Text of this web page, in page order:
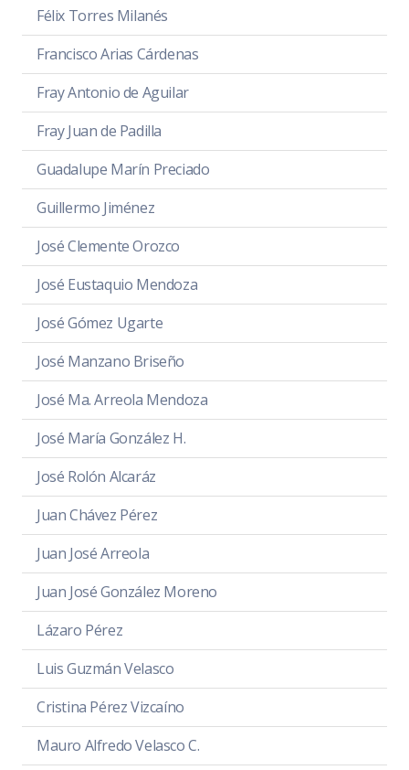
Félix Torres Milanés
Francisco Arias Cárdenas
Fray Antonio de Aguilar
Fray Juan de Padilla
Guadalupe Marín Preciado
Guillermo Jiménez
José Clemente Orozco
José Eustaquio Mendoza
José Gómez Ugarte
José Manzano Briseño
José Ma. Arreola Mendoza
José María González H.
José Rolón Alcaráz
Juan Chávez Pérez
Juan José Arreola
Juan José González Moreno
Lázaro Pérez
Luis Guzmán Velasco
Cristina Pérez Vizcaíno
Mauro Alfredo Velasco C.